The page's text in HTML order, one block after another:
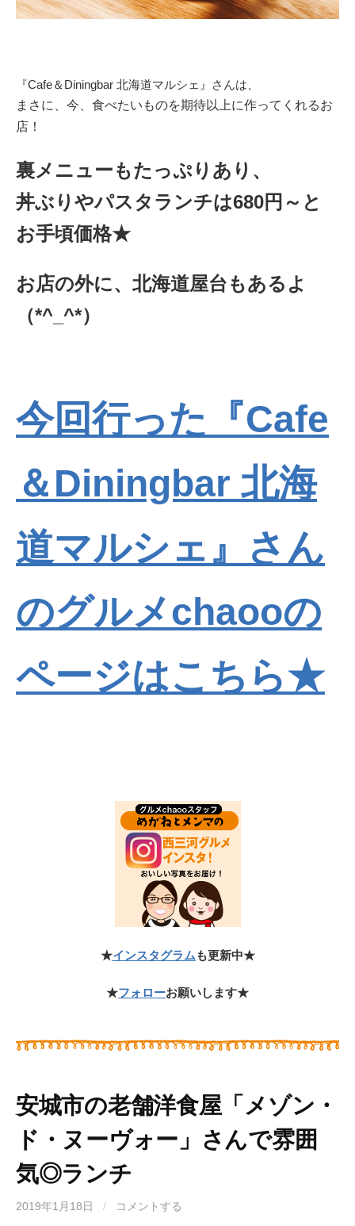
『Cafe＆Diningbar 北海道マルシェ』さんは、
まさに、今、食べたいものを期待以上に作ってくれるお
店！
裏メニューもたっぷりあり、
丼ぶりやパスタランチは680円～と
お手頃価格★
お店の外に、北海道屋台もあるよ
（*^_^*）
今回行った『Cafe
＆Diningbar 北海
道マルシェ』さん
のグルメchaooの
ページはこちら★
★インスタグラムも更新中★
★フォローお願いします★
安城市の老舗洋食屋「メゾン・
ド・ヌーヴォー」さんで雰囲
気◎ランチ
2019年1月18日 / コメントする